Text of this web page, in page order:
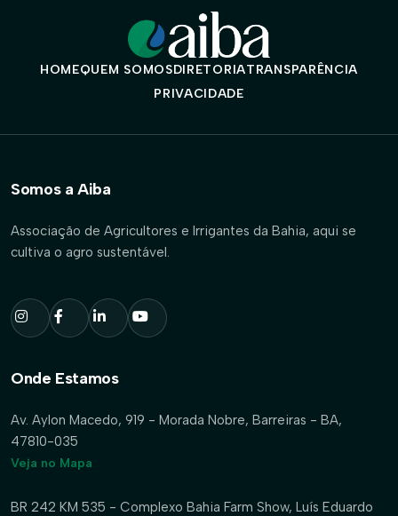
HOMEQUEM SOMOSDIRETORIATRANSPARÊNCIA
PRIVACIDADE
Somos a Aiba
Associação de Agricultores e Irrigantes da Bahia, aqui se
cultiva o agro sustentável.
Onde Estamos
Av. Aylon Macedo, 919 - Morada Nobre, Barreiras - BA,
47810-035
Veja no Mapa
BR 242 KM 535 - Complexo Bahia Farm Show, Luís Eduardo